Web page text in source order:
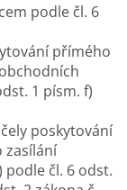
podle čl. 6
přímého
1 písm. f)
poskytování
zasílání
čl. 6 odst.